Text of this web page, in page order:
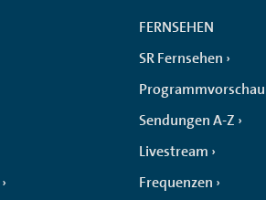
FERNSEHEN
SR Fernsehen
Programmvorschau
Sendungen A-Z
Livestream
Frequenzen